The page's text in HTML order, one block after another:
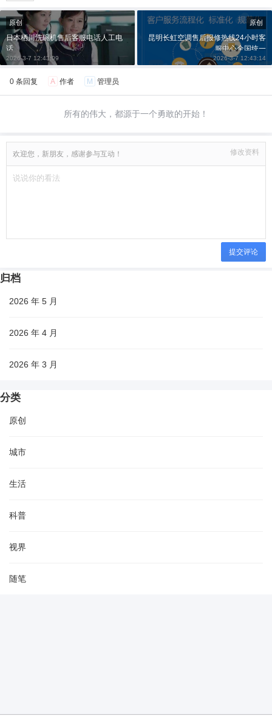
原创
日本栖川洗碗机售后客服电话人工电
话
2026-3-7 12:43:09
原创
昆明长虹空调售后报修热线24小时客
服中心全国统一
2026-3-7 12:43:14
0 条回复 A 作者 M 管理员
所有的伟大，都源于一个勇敢的开始！
欢迎您，新朋友，感谢参与互动！ 修改资料
提交评论
归档
2026 年 5 月
2026 年 4 月
2026 年 3 月
分类
原创
城市
生活
科普
视界
随笔